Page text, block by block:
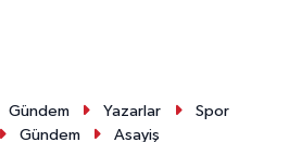
Gündem Yazarlar
Spor
Gündem Asayiş